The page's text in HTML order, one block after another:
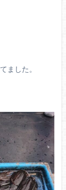
ました。